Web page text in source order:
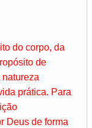
do corpo, da
de
prática. Para
Deus de forma